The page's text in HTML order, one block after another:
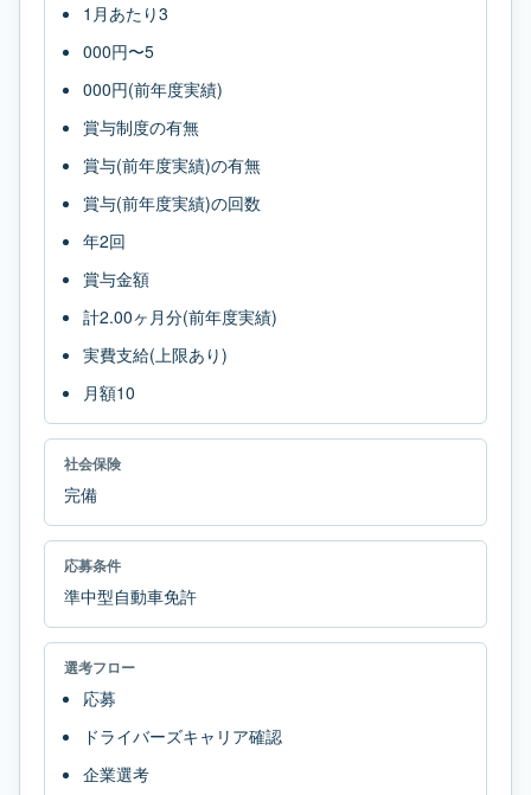
1月あたり3
000円〜5
000円(前年度実績)
賞与制度の有無
賞与(前年度実績)の有無
賞与(前年度実績)の回数
年2回
賞与金額
計2.00ヶ月分(前年度実績)
実費支給(上限あり)
月額10
社会保険
完備
応募条件
準中型自動車免許
選考フロー
応募
ドライバーズキャリア確認
企業選考